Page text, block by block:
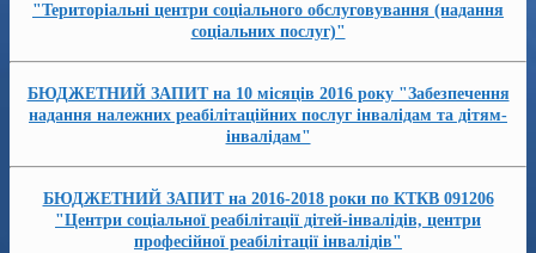
"Територіальні центри соціального обслуговування (надання
соціальних послуг)"
БЮДЖЕТНИЙ ЗАПИТ на 10 місяців 2016 року "Забезпечення
надання належних реабілітаційних послуг інвалідам та дітям-
інвалідам"
БЮДЖЕТНИЙ ЗАПИТ на 2016-2018 роки по КТКВ 091206
"Центри соціальної реабілітації дітей-інвалідів, центри
професійної реабілітації інвалідів"